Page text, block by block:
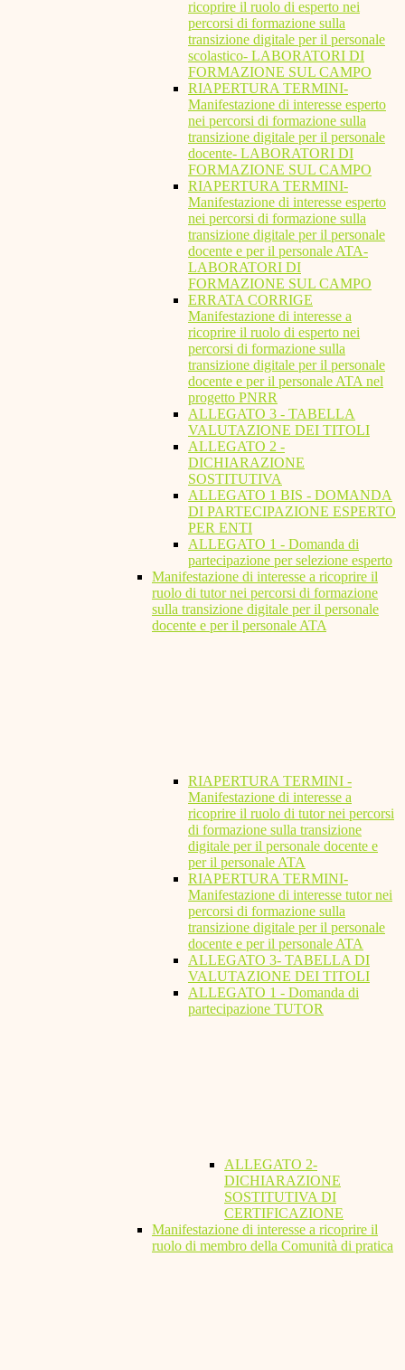
ricoprire il ruolo di esperto nei
percorsi di formazione sulla
transizione digitale per il personale
scolastico- LABORATORI DI
FORMAZIONE SUL CAMPO
RIAPERTURA TERMINI-
Manifestazione di interesse esperto
nei percorsi di formazione sulla
transizione digitale per il personale
docente- LABORATORI DI
FORMAZIONE SUL CAMPO
RIAPERTURA TERMINI-
Manifestazione di interesse esperto
nei percorsi di formazione sulla
transizione digitale per il personale
docente e per il personale ATA-
LABORATORI DI
FORMAZIONE SUL CAMPO
ERRATA CORRIGE
Manifestazione di interesse a
ricoprire il ruolo di esperto nei
percorsi di formazione sulla
transizione digitale per il personale
docente e per il personale ATA nel
progetto PNRR
ALLEGATO 3 - TABELLA
VALUTAZIONE DEI TITOLI
ALLEGATO 2 -
DICHIARAZIONE
SOSTITUTIVA
ALLEGATO 1 BIS - DOMANDA
DI PARTECIPAZIONE ESPERTO
PER ENTI
ALLEGATO 1 - Domanda di
partecipazione per selezione esperto
Manifestazione di interesse a ricoprire il
ruolo di tutor nei percorsi di formazione
sulla transizione digitale per il personale
docente e per il personale ATA
RIAPERTURA TERMINI -
Manifestazione di interesse a
ricoprire il ruolo di tutor nei percorsi
di formazione sulla transizione
digitale per il personale docente e
per il personale ATA
RIAPERTURA TERMINI-
Manifestazione di interesse tutor nei
percorsi di formazione sulla
transizione digitale per il personale
docente e per il personale ATA
ALLEGATO 3- TABELLA DI
VALUTAZIONE DEI TITOLI
ALLEGATO 1 - Domanda di
partecipazione TUTOR
ALLEGATO 2-
DICHIARAZIONE
SOSTITUTIVA DI
CERTIFICAZIONE
Manifestazione di interesse a ricoprire il
ruolo di membro della Comunità di pratica